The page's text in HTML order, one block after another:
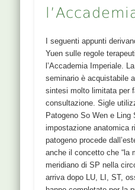
I seguenti appunti
Yuen sulle regole
l’Accademia Imperiale.
seminario è acquistabile
sintesi molto limitata per
consultazione. Sigle
Patogeno So Wen e Ling
impostazione anatomica
patogeno procede
anche il concetto che “la
meridiano di SP nella
arriva dopo LU, LI, ST,